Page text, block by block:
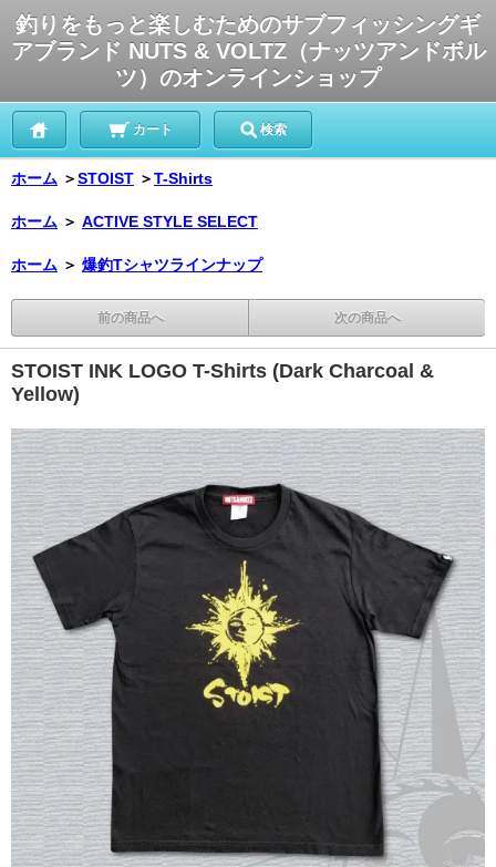
釣りをもっと楽しむためのサブフィッシングギ
アブランド NUTS & VOLTZ（ナッツアンドボル
ツ）のオンラインショップ
カート 検索
ホーム ＞STOIST ＞T-Shirts
ホーム ＞ ACTIVE STYLE SELECT
ホーム ＞ 爆釣Tシャツラインナップ
前の商品へ 次の商品へ
STOIST INK LOGO T-Shirts (Dark Charcoal &
Yellow)